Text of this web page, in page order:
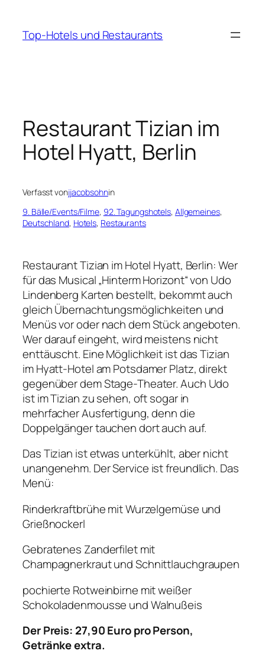
springen
Top-Hotels und Restaurants
Restaurant Tizian im
Hotel Hyatt, Berlin
Verfasst vonjjacobsohnin
9. Bälle/Events/Filme, 92. Tagungshotels, Allgemeines
Deutschland, Hotels, Restaurants
Restaurant Tizian im Hotel Hyatt, Berlin: Wer
für das Musical „Hinterm Horizont“ von Udo
Lindenberg Karten bestellt, bekommt auch
gleich Übernachtungsmöglichkeiten und
Menüs vor oder nach dem Stück angeboten.
Wer darauf eingeht, wird meistens nicht
enttäuscht. Eine Möglichkeit ist das Tizian
im Hyatt-Hotel am Potsdamer Platz, direkt
gegenüber dem Stage-Theater. Auch Udo
ist im Tizian zu sehen, oft sogar in
mehrfacher Ausfertigung, denn die
Doppelgänger tauchen dort auch auf.
Das Tizian ist etwas unterkühlt, aber nicht
unangenehm. Der Service ist freundlich. Das
Menü:
Rinderkraftbrühe mit Wurzelgemüse und
Grießnockerl
Gebratenes Zanderfilet mit
Champagnerkraut und Schnittlauchgraupen
pochierte Rotweinbirne mit weißer
Schokoladenmousse und Walnußeis
Der Preis: 27,90 Euro pro Person,
Getränke extra.